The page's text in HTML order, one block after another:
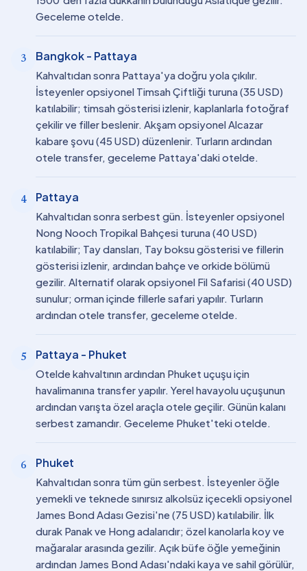
Geceleme otelde.
3 Bangkok - Pattaya
Kahvaltıdan sonra Pattaya'ya doğru yola çıkılır.
İsteyenler opsiyonel Timsah Çiftliği turuna (35 USD)
katılabilir; timsah gösterisi izlenir, kaplanlarla fotoğraf
çekilir ve filler beslenir. Akşam opsiyonel Alcazar
kabare şovu (45 USD) düzenlenir. Turların ardından
otele transfer, geceleme Pattaya'daki otelde.
4 Pattaya
Kahvaltıdan sonra serbest gün. İsteyenler opsiyonel
Nong Nooch Tropikal Bahçesi turuna (40 USD)
katılabilir; Tay dansları, Tay boksu gösterisi ve fillerin
gösterisi izlenir, ardından bahçe ve orkide bölümü
gezilir. Alternatif olarak opsiyonel Fil Safarisi (40 USD)
sunulur; orman içinde fillerle safari yapılır. Turların
ardından otele transfer, geceleme otelde.
5 Pattaya - Phuket
Otelde kahvaltının ardından Phuket uçuşu için
havalimanına transfer yapılır. Yerel havayolu uçuşunun
ardından varışta özel araçla otele geçilir. Günün kalanı
serbest zamandır. Geceleme Phuket'teki otelde.
6 Phuket
Kahvaltıdan sonra tüm gün serbest. İsteyenler öğle
yemekli ve teknede sınırsız alkolsüz içecekli opsiyonel
James Bond Adası Gezisi'ne (75 USD) katılabilir. İlk
durak Panak ve Hong adalarıdır; özel kanolarla koy ve
mağaralar arasında gezilir. Açık büfe öğle yemeğinin
ardından James Bond Adası'ndaki kaya ve sahil görülür,